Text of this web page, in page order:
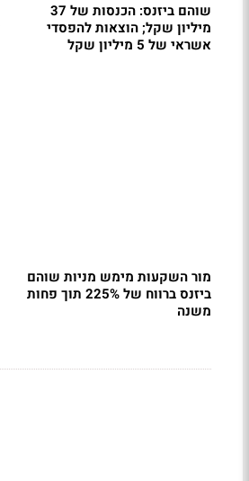
שוהם ביזנס: הכנסות של 37
מיליון שקל; הוצאות להפסדי
אשראי של 5 מיליון שקל
מור השקעות מימש מניות שוהם
ביזנס ברווח של 225% תוך פחות
משנה